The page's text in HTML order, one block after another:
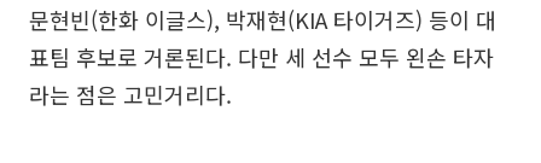
문현빈(한화 이글스), 박재현(KIA 타이거즈) 등이 대
표팀 후보로 거론된다. 다만 세 선수 모두 왼손 타자
라는 점은 고민거리다.